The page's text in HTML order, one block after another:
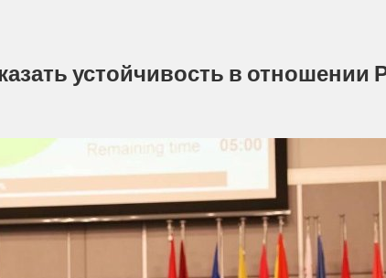
устойчивость в отношении